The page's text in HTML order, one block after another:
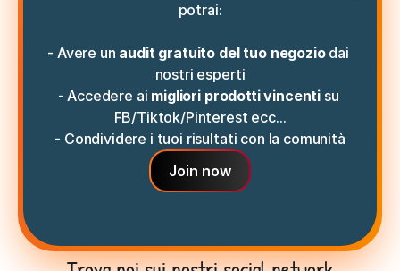
potrai:
- Avere un audit gratuito del tuo negozio dai
nostri esperti
- Accedere ai migliori prodotti vincenti su
FB/Tiktok/Pinterest ecc...
- Condividere i tuoi risultati con la comunità
Join now